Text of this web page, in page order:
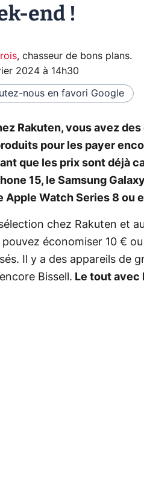
end !
, chasseur de bons plans.
2024 à 14h30
nous en favori Google
Rakuten, vous avez
pour les payer
que les prix sont déjà
15, le Samsung
Apple Watch Series 8 ou
chez Rakuten et
économiser 10 €
Il y a des appareils de
Bissell. Le tout avec